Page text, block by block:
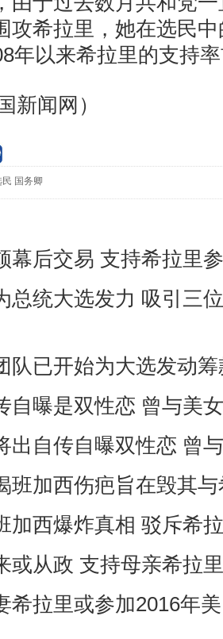
攻希拉里，她在选民
年以来希拉里的支持
新闻网）
民 国务卿
幕后交易 支持希拉里
总统大选发力 吸引三
队已开始为大选发动
自曝是双性恋 曾与美
出自传自曝双性恋 曾
班加西伤疤旨在毁其
加西爆炸真相 驳斥希
或从政 支持母亲希拉
希拉里或参加2016年